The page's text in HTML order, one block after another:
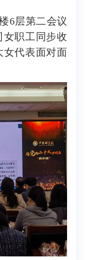
6层第二会议
女职工同步收
女代表面对面